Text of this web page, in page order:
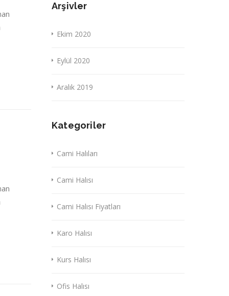
Arşivler
Ekim 2020
Eylül 2020
Aralık 2019
Kategoriler
Cami Halıları
Cami Halısı
Cami Halısı Fiyatları
Karo Halısı
Kurs Halısı
Ofis Halısı